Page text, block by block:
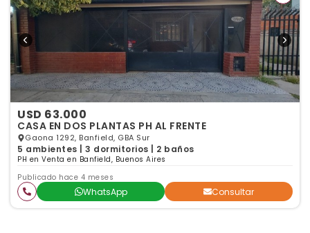
USD 63.000
CASA EN DOS PLANTAS PH AL FRENTE
Gaona 1292, Banfield, GBA Sur
5 ambientes | 3 dormitorios | 2 baños
PH en Venta en Banfield, Buenos Aires
Publicado hace 4 meses
WhatsApp Consultar